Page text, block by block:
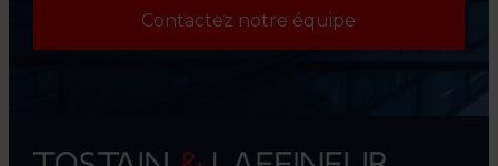
Contactez notre équipe